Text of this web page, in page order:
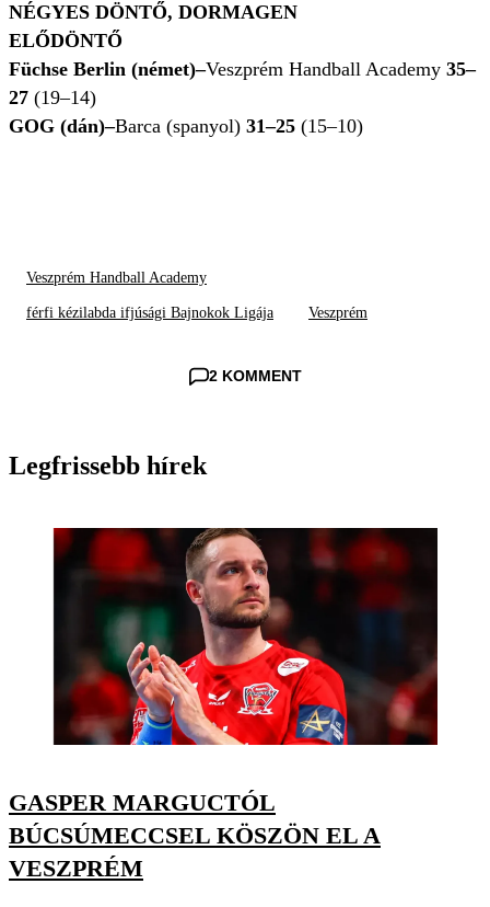
NÉGYES DÖNTŐ, DORMAGEN
ELŐDÖNTŐ
Füchse Berlin (német)–Veszprém Handball Academy 35–
27 (19–14)
GOG (dán)–Barca (spanyol) 31–25 (15–10)
Veszprém Handball Academy
férfi kézilabda ifjúsági Bajnokok Ligája Veszprém
2 KOMMENT
Legfrissebb hírek
GASPER MARGUCTÓL
BÚCSÚMECCSEL KÖSZÖN EL A
VESZPRÉM